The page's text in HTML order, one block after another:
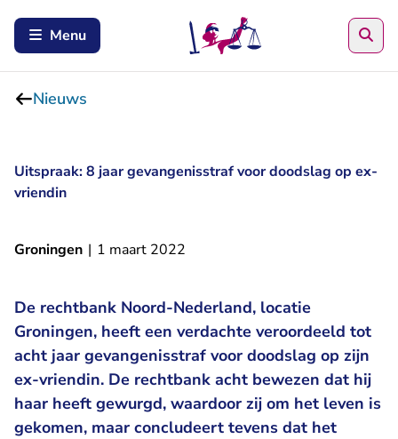
Menu
Nieuws
Uitspraak: 8 jaar gevangenisstraf voor doodslag op ex-
vriendin
Groningen | 1 maart 2022
De rechtbank Noord-Nederland, locatie
Groningen, heeft een verdachte veroordeeld tot
acht jaar gevangenisstraf voor doodslag op zijn
ex-vriendin. De rechtbank acht bewezen dat hij
haar heeft gewurgd, waardoor zij om het leven is
gekomen, maar concludeert tevens dat het